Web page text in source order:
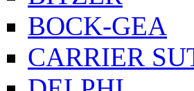
BOCK-GEA
CARRIER